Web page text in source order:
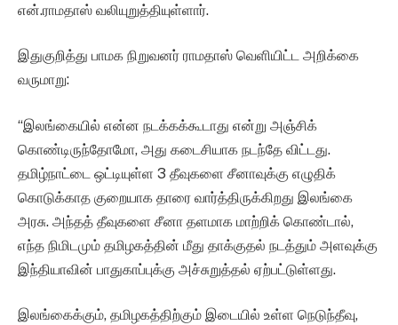
என்.ராமதாஸ் வலியுறுத்தியுள்ளார்.
இதுகுறித்து பாமக நிறுவனர் ராமதாஸ் வெளியிட்ட அறிக்கை
வருமாறு:
“இலங்கையில் என்ன நடக்கக்கூடாது என்று அஞ்சிக்
கொண்டிருந்தோமோ, அது கடைசியாக நடந்தே விட்டது.
தமிழ்நாட்டை ஒட்டியுள்ள 3 தீவுகளை சீனாவுக்கு எழுதிக்
கொடுக்காத குறையாக தாரை வார்த்திருக்கிறது இலங்கை
அரசு. அந்தத் தீவுகளை சீனா தளமாக மாற்றிக் கொண்டால்,
எந்த நிமிடமும் தமிழகத்தின் மீது தாக்குதல் நடத்தும் அளவுக்கு
இந்தியாவின் பாதுகாப்புக்கு அச்சுறுத்தல் ஏற்பட்டுள்ளது.
இலங்கைக்கும், தமிழகத்திற்கும் இடையில் உள்ள நெடுந்தீவு,